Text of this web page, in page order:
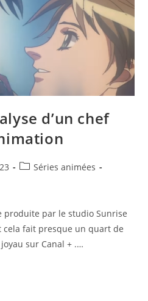
d’un chef
PostSéries animées
produite par le studio Sunrise
cela fait presque un quart de
sur Canal + .…